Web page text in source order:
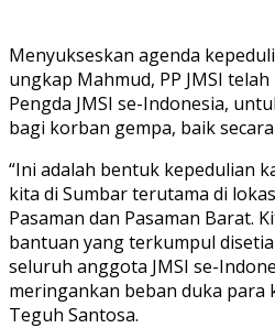
Menyukseskan agenda
ungkap Mahmud, PP JMSI
Pengda JMSI se-Indonesia,
bagi korban gempa, baik
“Ini adalah bentuk kepedulian
kita di Sumbar terutama di
Pasaman dan Pasaman Barat.
bantuan yang terkumpul
seluruh anggota JMSI se-
meringankan beban duka para
Teguh Santosa.